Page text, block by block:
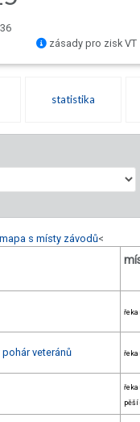
zásady pro zisk VT
statistika
mapa s místy závodů<
řeka
pohár veteránů řeka
řeka
pěší